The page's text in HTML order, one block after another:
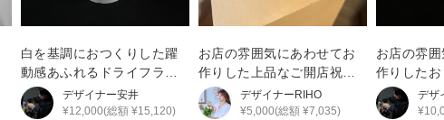
白を基調におつくりした躍
動感あふれるドライフラワ
ーアレンジデザイナー安井
¥12,000(総額 ¥15,120)
お店の雰囲気にあわせてお
作りした上品なご開店祝い
花
デザイナー RIHO
¥5,000(総額 ¥7,035)
お店の雰
作りしたお
祝い花
デザ